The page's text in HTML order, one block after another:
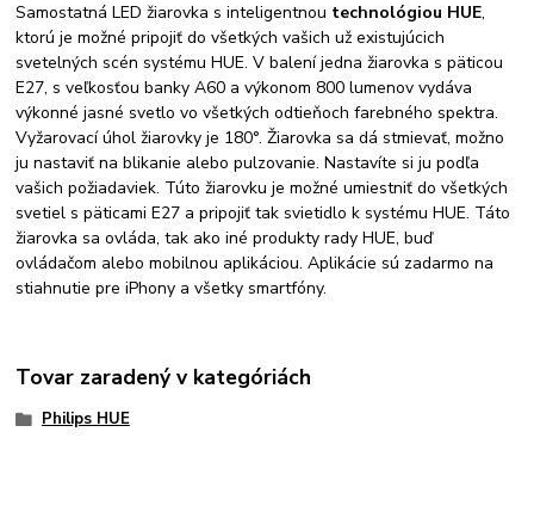
Samostatná LED žiarovka s inteligentnou technológiou HUE,
ktorú je možné pripojiť do všetkých vašich už existujúcich
svetelných scén systému HUE. V balení jedna žiarovka s päticou
E27, s veľkosťou banky A60 a výkonom 800 lumenov vydáva
výkonné jasné svetlo vo všetkých odtieňoch farebného spektra.
Vyžarovací úhol žiarovky je 180°. Žiarovka sa dá stmievať, možno
ju nastaviť na blikanie alebo pulzovanie. Nastavíte si ju podľa
vašich požiadaviek. Túto žiarovku je možné umiestniť do všetkých
svetiel s päticami E27 a pripojiť tak svietidlo k systému HUE. Táto
žiarovka sa ovláda, tak ako iné produkty rady HUE, buď
ovládačom alebo mobilnou aplikáciou. Aplikácie sú zadarmo na
stiahnutie pre iPhony a všetky smartfóny.
Tovar zaradený v kategóriách
Philips HUE